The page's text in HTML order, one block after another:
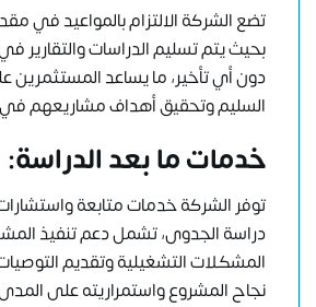
تضع الشركة الالتزام بالمواعيد في
بحيث يتم تسليم الدراسات والتقارير
دون أي تأخير، ما يساعد المستثمرين
السليم وتحقيق أهداف مشاريعهم
خدمات ما بعد الدراسة:
توفر الشركة خدمات متابعة
دراسة الجدوى، تشمل دعم تنفيذ
المشكلات التشغيلية وتقديم
نجاح المشروع واستمراريته على